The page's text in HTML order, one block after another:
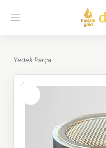
Yedek Parça